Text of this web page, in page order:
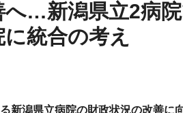
へ…新潟県立2病
統合の考え
新潟県立病院の財政状況の改善に